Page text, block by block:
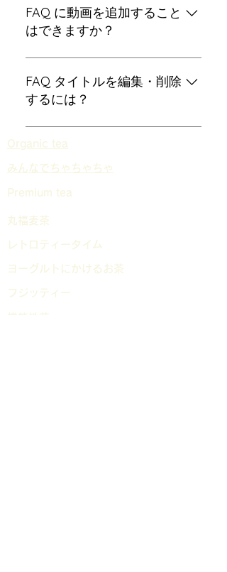
順に従ってください： アプリ設定を
開きます。 「質問を管理」ボタンを
い質問をクリックしてください。 回
答を編集中に、画像アイコンをクリ
ックしてライブラリから画像を追加
FAQ に動画を追加すること
はできますか？
はい！ユーザーは YouTube や
Vimeo から動画を追加できます。 ア
プリ設定を開きます。 「質問を管
像を添付したい質問をクリックして
ください。 回答を編集中に、動画ア
イコンをクリックしてライブラリか
す！動画のサムネイルが回答ボック
スに表示されます。
FAQ タイトルを編集・削除
するには？
FAQ タイトルはアプリ設定の「設
定」タブから編集できます。設定画
面でタイトルのチェックを外すこと
Organic tea
​みんなでちゃちゃちゃ
Premium tea
丸福麦茶
レトロティータイム
ヨーグルトにかけるお茶
フジッティー
機能性茶